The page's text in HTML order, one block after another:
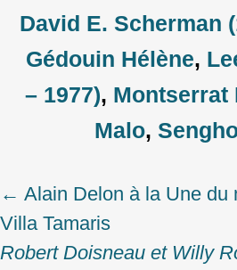
David E. Scherman
Gédouin Hélène,
– 1977), Montserrat
Malo,
Post
navigation
← Alain Delon à la Une du
Villa Tamaris
Robert Doisneau et Willy